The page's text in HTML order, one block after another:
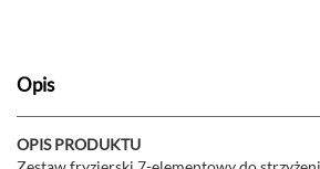
Opis
OPIS PRODUKTU